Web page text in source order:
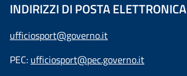
INDIRIZZI DI POSTA ELETTRONICA
ufficiosport@governo.it
PEC: ufficiosport@pec.governo.it